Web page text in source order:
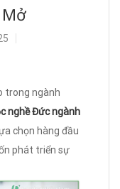
trong ngành
nghề Đức ngành
chọn hàng đầu
phát triển sự